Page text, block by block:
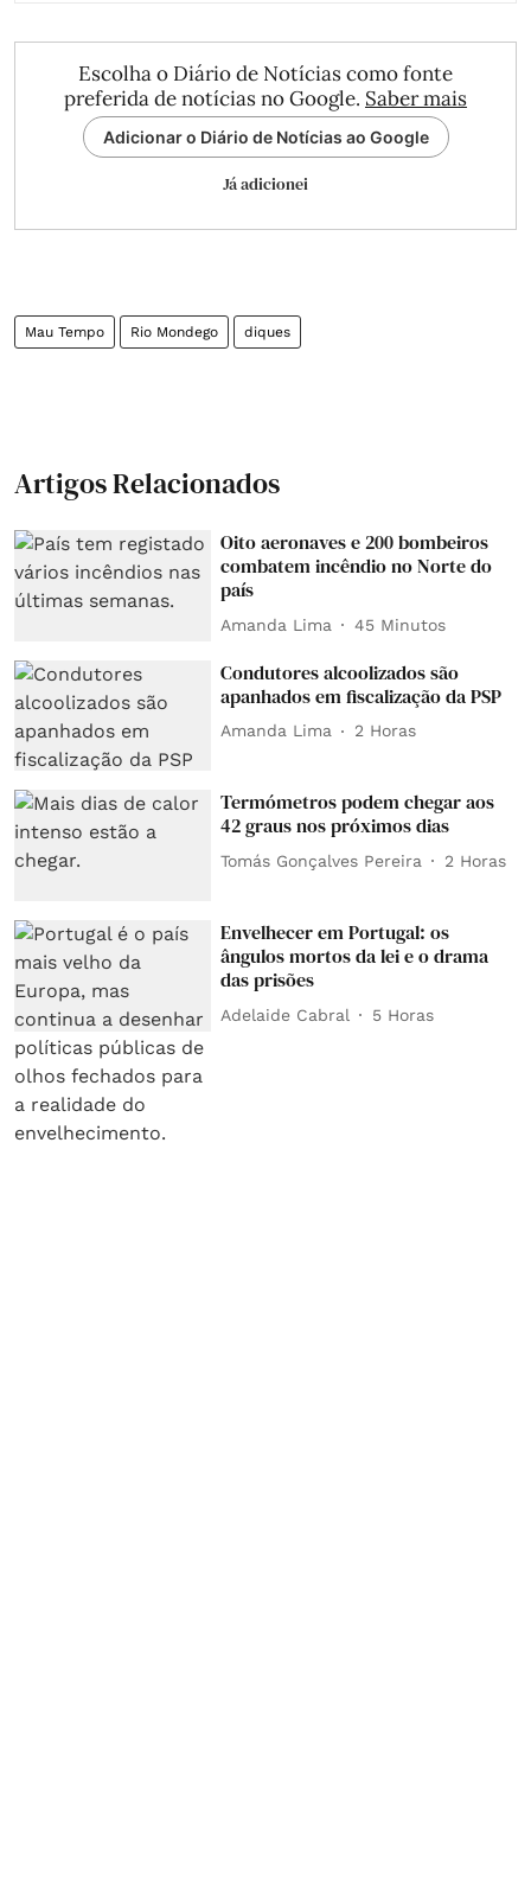
Escolha o Diário de Notícias como fonte
preferida de notícias no Google. Saber mais
Adicionar o Diário de Notícias ao Google
Já adicionei
Mau Tempo Rio Mondego diques
Artigos Relacionados
Oito aeronaves e 200 bombeiros
combatem incêndio no Norte do
país
Amanda Lima 45 Minutos
Condutores alcoolizados são
apanhados em fiscalização da PSP
Amanda Lima 2 Horas
Termómetros podem chegar aos
42 graus nos próximos dias
Tomás Gonçalves Pereira 2 Horas
Envelhecer em Portugal: os
ângulos mortos da lei e o drama
das prisões
Adelaide Cabral 5 Horas